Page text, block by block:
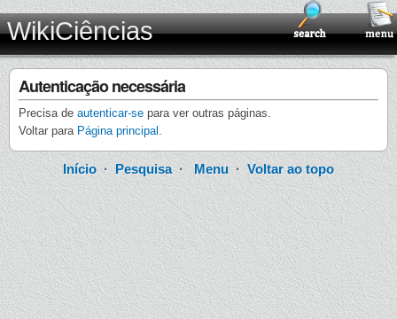
WikiCiências
Autenticação necessária
Precisa de autenticar-se para ver outras páginas.
Voltar para Página principal .
Início · Pesquisa·Menu ·Voltar ao topo